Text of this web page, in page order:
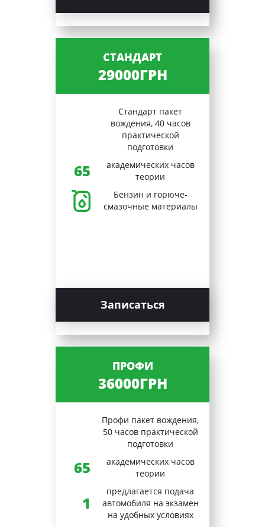
СТАНДАРТ
29000ГРН
Стандарт пакет
вождения, 40 часов
практической
подготовки
65
академических часов
теории
Бензин и горюче-
смазочные материалы
Записаться
ПРОФИ
36000ГРН
Профи пакет вождения,
50 часов практической
подготовки
65
академических часов
теории
1
предлагается подача
автомобиля на экзамен
на удобных условиях